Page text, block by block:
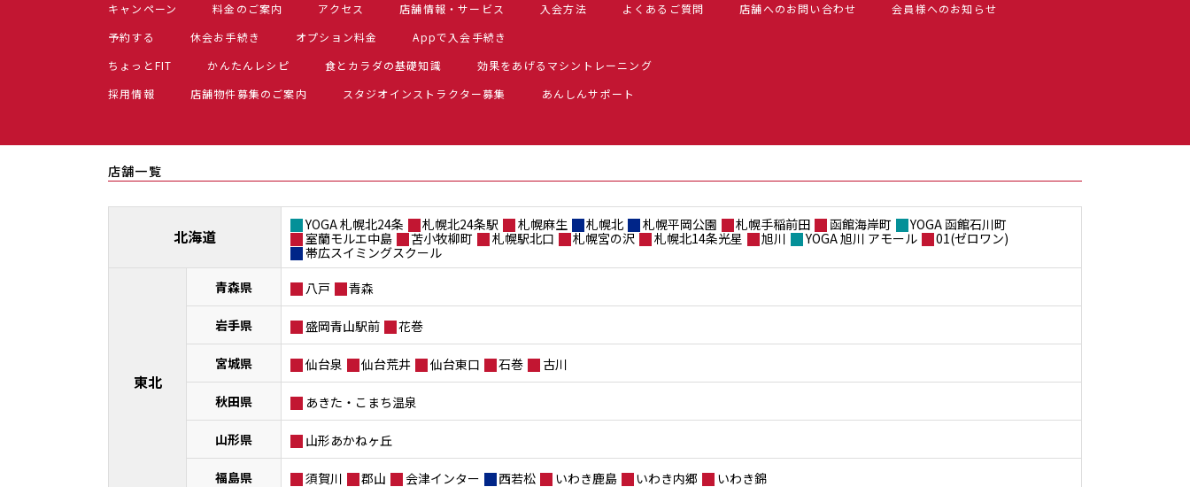
キャンペーン
料金のご案内 アクセス 店舗情報・サービス 入会方法 よくあるご質問 店舗へのお問い合わせ
会員様へのお知らせ
予約する
休会お手続き オプション料金
Appで入会手続き
ちょっとFIT
かんたんレシピ 食とカラダの基礎知識
効果をあげるマシントレーニング
採用情報
店舗物件募集のご案内 スタジオインストラクター募集 あんしんサポート
店舗一覧
北海道
YOGA 札幌北24条 札幌北24条駅 札幌麻生 札幌北 札幌平岡公園 札幌手稲前田 函館海岸町
YOGA 函館石川町
室蘭モルエ中島
苫小牧柳町 札幌駅北口 札幌宮の沢 札幌北14条光星 旭川 YOGA 旭川 アモール
01(ゼロワン)
帯広スイミングスクール
東北
青森県 八戸 青森
岩手県 盛岡青山駅前 花巻
宮城県 仙台泉 仙台荒井 仙台東口 石巻 古川
秋田県 あきた・こまち温泉
山形県 山形あかねヶ丘
福島県 須賀川 郡山 会津インター 西若松 いわき鹿島 いわき内郷 いわき錦